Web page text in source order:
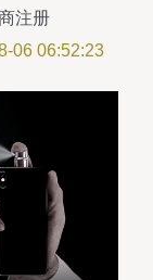
注册
06 06:52:23